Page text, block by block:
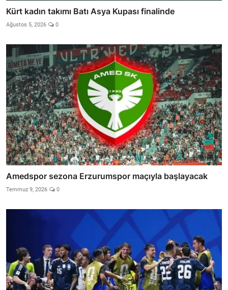
Kürt kadın takımı Batı Asya Kupası finalinde
Ağustos 5, 2026 0
Amedspor sezona Erzurumspor maçıyla başlayacak
Temmuz 9, 2026 0